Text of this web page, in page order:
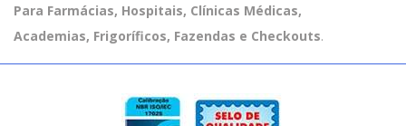
Para Farmácias, Hospitais, Clínicas Médicas,
Academias, Frigoríficos, Fazendas e Checkouts.